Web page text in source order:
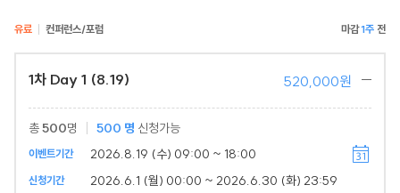
유료 컨퍼런스/포럼 1주
1차 Day 1 (8.19) 520,000원
총500명 500 명 신청가능
이벤트기간 2026.8.19 (수) 09:00 ~ 18:00
신청기간 2026.6.1 (월) 00:00 ~ 2026.6.30 (화) 23:59